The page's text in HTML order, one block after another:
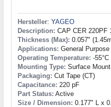
Hersteller: YAGEO
Description: CAP CER 220PF
Thickness (Max): 0.057"
Applications: General Purpose
Operating Temperature: -
Mounting Type: Surface
Packaging: Cut Tape (CT)
Capacitance: 220 pF
Part Status: Active
Size / Dimension: 0.177" L x